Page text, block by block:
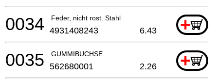
Feder, nicht rost. Stahl +
0034 4931408243 6.43
GUMMIBUCHSE +
0035 562680001 2.26